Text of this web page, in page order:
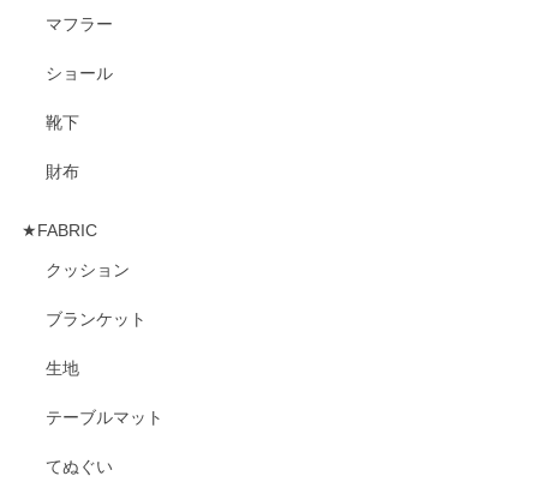
マフラー
ショール
靴下
財布
★FABRIC
クッション
ブランケット
生地
テーブルマット
てぬぐい